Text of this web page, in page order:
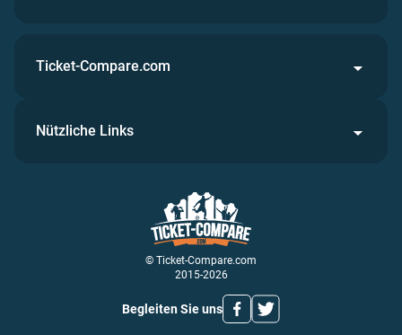
© Ticket-Compare.com
2015-2026
Begleiten Sie uns
Ticket-Compare.com
Nützliche Links